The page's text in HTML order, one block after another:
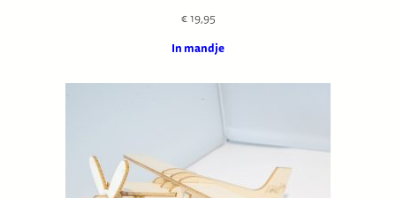
€19,95
In mandje